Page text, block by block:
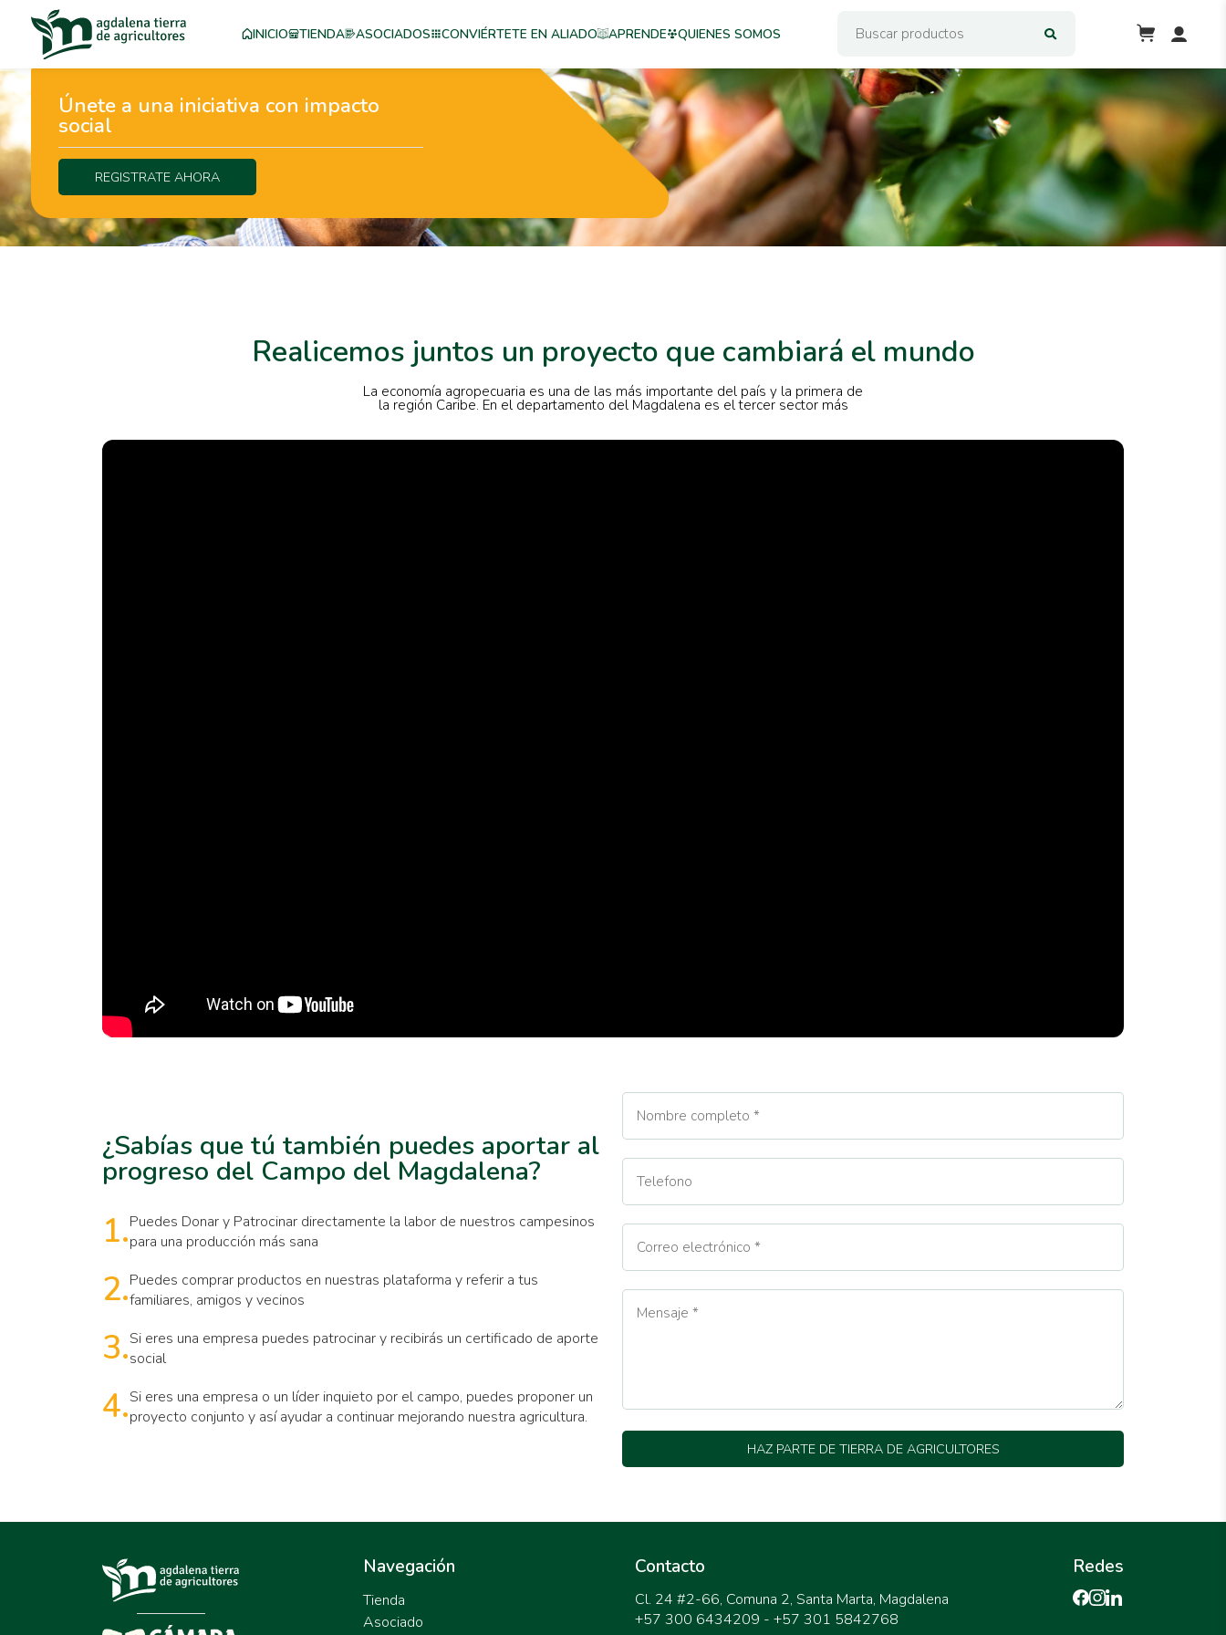
INICIO TIENDA ASOCIADOS CONVIÉRTETE EN ALIADO APRENDE QUIENES SOMOS
Únete a una iniciativa con impacto
social
REGISTRATE AHORA
Realicemos juntos un proyecto que cambiará el mundo
La economía agropecuaria es una de las más importante del país y la primera de
la región Caribe. En el departamento del Magdalena es el tercer sector más
¿Sabías que tú también puedes aportar al
progreso del Campo del Magdalena?
1.Puedes Donar y Patrocinar directamente la labor de nuestros campesinos
para una producción más sana
2.Puedes comprar productos en nuestras plataforma y referir a tus
familiares, amigos y vecinos
3.Si eres una empresa puedes patrocinar y recibirás un certificado de aporte
social
4.Si eres una empresa o un líder inquieto por el campo, puedes proponer un
proyecto conjunto y así ayudar a continuar mejorando nuestra agricultura.
HAZ PARTE DE TIERRA DE AGRICULTORES
Navegación
Tienda
Asociado
Contacto
Cl. 24 #2-66, Comuna 2, Santa Marta, Magdalena
+57 300 6434209 - +57 301 5842768
Redes